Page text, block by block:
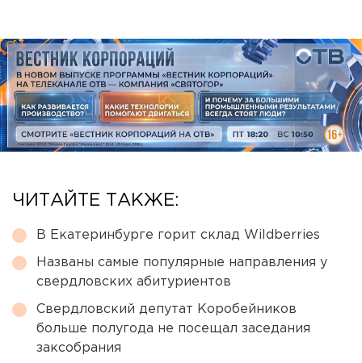
ЧИТАЙТЕ ТАКЖЕ:
В Екатеринбурге горит склад Wildberries
Названы самые популярные направления у
свердловских абитуриентов
Свердловский депутат Коробейников
больше полугода не посещал заседания
заксобрания